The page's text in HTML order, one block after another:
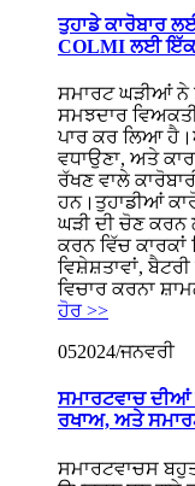
ਤੁਹਾਡੇ ਕਾਰੋਬਾਰ
COLMI ਲਈ
ਸਮਾਰਟ ਘੜੀਆਂ ਨੇ
ਸਮਝਦਾਰ
ਪਾਰ ਕਰ ਲਿਆ
ਵਧਾਉਣਾ, ਅਤੇ
ਰੱਖਣ ਵਾਲੇ
ਹਨ।ਤੁਹਾਡੀਆਂ
ਘੜੀ ਦੀ ਚੋਣ ਕਰਨ
ਕਰਨ ਵਿੱਚ ਕਾਰਕਾਂ
ਵਿਸ਼ੇਸ਼ਤਾਵਾਂ,
ਵਿਚਾਰ ਕਰਨਾ
ਹੋਰ >>
052024/ਜਨਵਰੀ
ਸਮਾਰਟਵਾਚ
ਰਖਾਅ, ਅਤੇ
ਸਮਾਰਟਵਾਚਸ